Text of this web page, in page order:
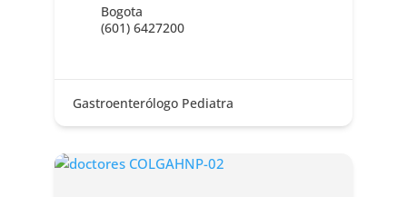
Bogota
(601) 6427200
Gastroenterólogo Pediatra